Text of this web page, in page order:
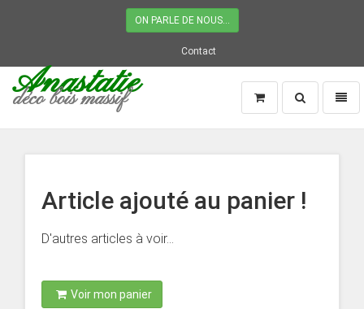
ON PARLE DE NOUS...
Contact
Anastatie
déco bois massif
d'accueil
Recherche
Article ajouté au panier !
D'autres articles à voir...
Voir mon panier